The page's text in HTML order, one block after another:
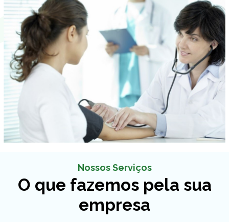
Nossos Serviços
O que fazemos pela sua
empresa